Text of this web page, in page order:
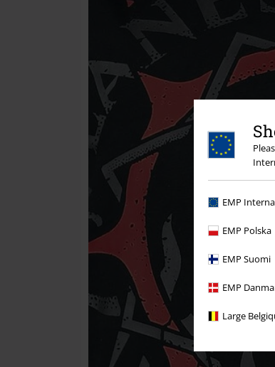
EMP
EMP Polska
EMP Suomi
EMP
Large